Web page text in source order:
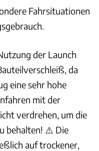
79 FAQS
86 FAQS
Fahrsituationen
der Launch
da
eine sehr hohe
mit der
verdrehen, um die
behalten! ⚠️ Die
auf trockener,